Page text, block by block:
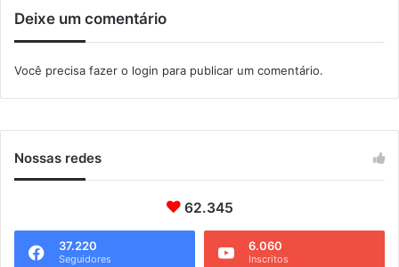
o
Deixe um comentário
Você precisa fazer o login para publicar um comentário.
Nossas redes
62.345
37.220
Seguidores
6.060
Inscritos